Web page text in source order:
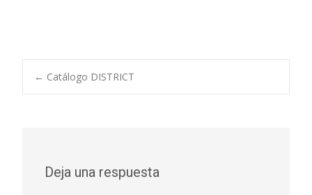
Navegación
entradas
← Catálogo DISTRICT
Deja una respuesta